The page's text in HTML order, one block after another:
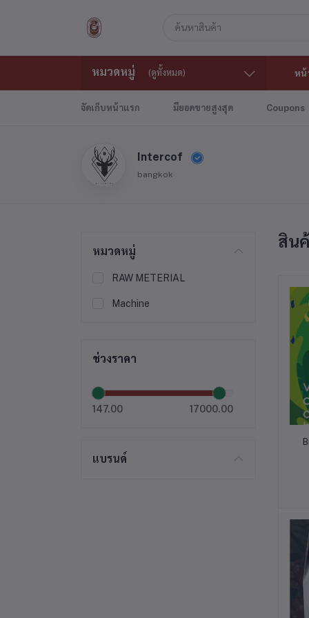
หมวดหมู่ (ดูทั้งหมด) หน้
จัดเก็บหน้าแรก มียอดขายสูงสุด Coupons
Intercof
bangkok
หมวดหมู่
RAW METERIAL
Machine
ช่วงราคา
147.00 17000.00
แบรนด์
สิน